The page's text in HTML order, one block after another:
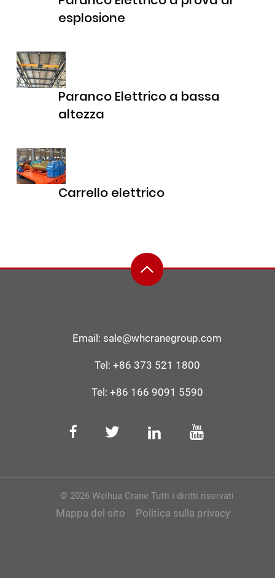
esplosione
Paranco Elettrico a bassa
altezza
Carrello elettrico
Email: sale@whcranegroup.com
Tel: +86 373 521 1800
Tel: +86 166 9091 5590
© 2026 Weihua Crane Tutti i diritti riservati
Mappa del sito Politica sulla privacy